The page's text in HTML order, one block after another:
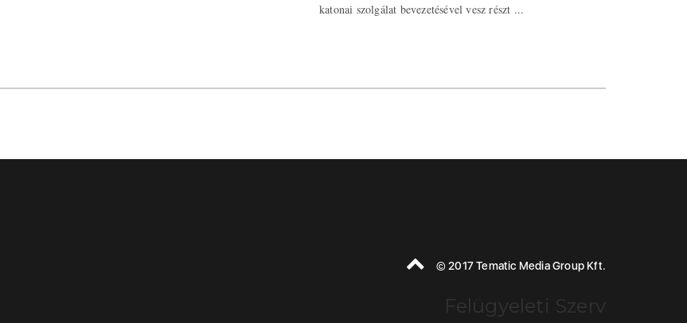
katonai szolgálat bevezetésével vesz részt ...
© 2017 Tematic Media Group Kft.
Felügyeleti Szerv